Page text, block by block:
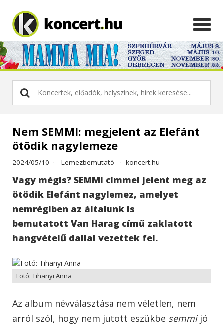
Nem SEMMI: megjelent az Elefánt
ötödik nagylemeze
2024/05/10 · Lemezbemutató · koncert.hu
Vagy mégis? SEMMI címmel jelent meg az
ötödik Elefánt nagylemez, amelyet
nemrégiben az általunk is
bemutatott Van Harag című zaklatott
hangvételű dallal vezettek fel.
Fotó: Tihanyi Anna
Az album névválasztása nem véletlen, nem
arról szól, hogy nem jutott eszükbe semmijó